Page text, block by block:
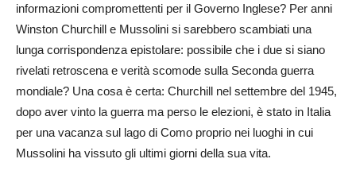
informazioni compromettenti per il Governo Inglese? Per anni
Winston Churchill e Mussolini si sarebbero scambiati una
lunga corrispondenza epistolare: possibile che i due si siano
rivelati retroscena e verità scomode sulla Seconda guerra
mondiale? Una cosa è certa: Churchill nel settembre del 1945,
dopo aver vinto la guerra ma perso le elezioni, è stato in Italia
per una vacanza sul lago di Como proprio nei luoghi in cui
Mussolini ha vissuto gli ultimi giorni della sua vita.